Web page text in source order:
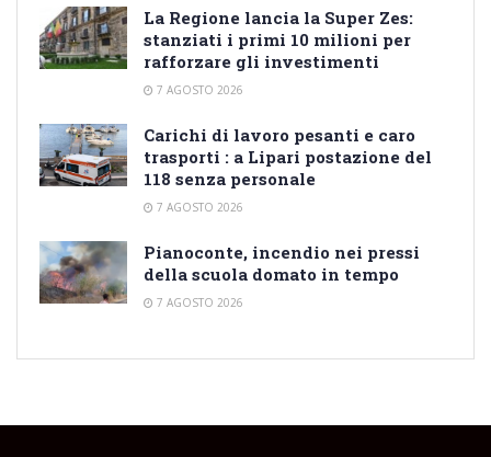
La Regione lancia la Super Zes:
stanziati i primi 10 milioni per
rafforzare gli investimenti
7 AGOSTO 2026
Carichi di lavoro pesanti e caro
trasporti : a Lipari postazione del
118 senza personale
7 AGOSTO 2026
Pianoconte, incendio nei pressi
della scuola domato in tempo
7 AGOSTO 2026